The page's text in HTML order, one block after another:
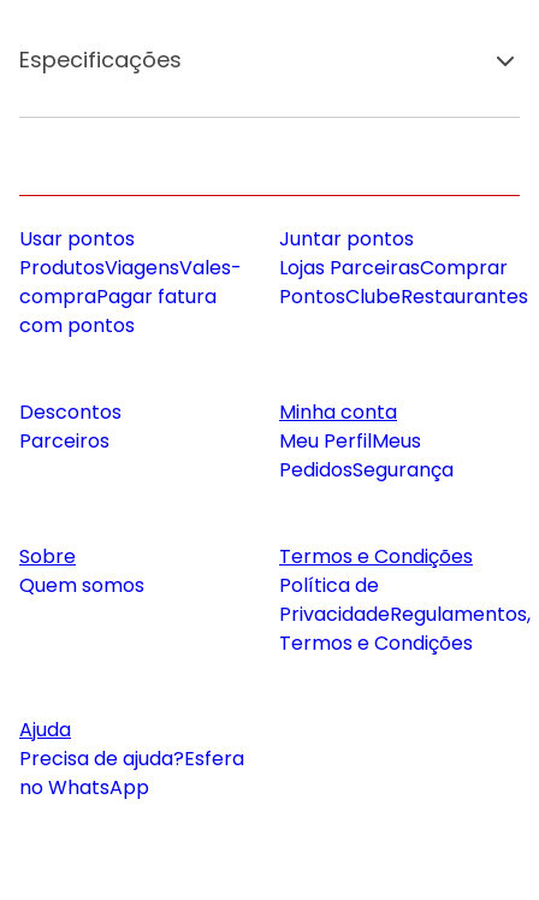
Especificações
Usar pontos
ProdutosViagensVales-
compraPagar fatura
com pontos
Juntar pontos
Lojas ParceirasComprar
PontosClubeRestaurantes
Descontos
Parceiros
Minha conta
Meu PerfilMeus
PedidosSegurança
Sobre
Quem somos
Termos e Condições
Política de
PrivacidadeRegulamentos,
Termos e Condições
Ajuda
Precisa de ajuda?Esfera
no WhatsApp